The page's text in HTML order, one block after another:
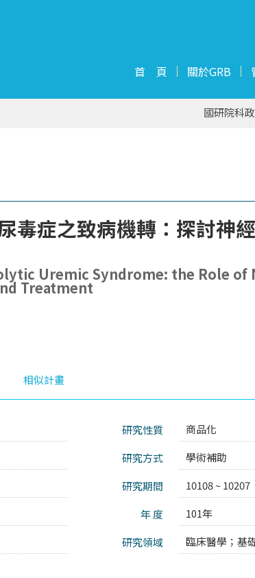
首 頁 關於GRB
國研院科
毒症之致病機轉：探討神
Uremic Syndrome: the Role of
Treatment
相似計畫
研究性質
商品化
研究方式
學術補助
研究期間
10108 ~ 10207
年 度
101年
研究領域 臨床醫學； 基